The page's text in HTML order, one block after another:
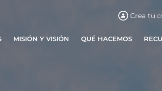
Crea tu
MISIÓN Y VISIÓN QUÉ HACEMOS